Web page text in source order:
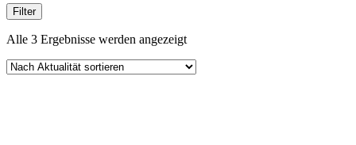
Filter
Alle 3 Ergebnisse werden angezeigtNach
sortiert